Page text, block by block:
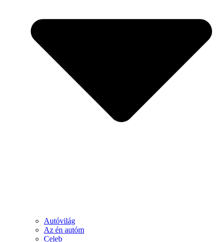
Autóvilág
Az én autóm
Celeb